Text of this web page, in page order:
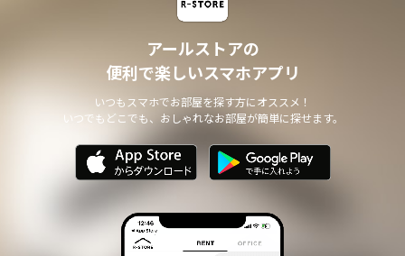
アールストアの
便利で楽しいスマホアプリ
いつもスマホでお部屋を探す方にオススメ！
いつでもどこでも、おしゃれなお部屋が簡単に探せます。